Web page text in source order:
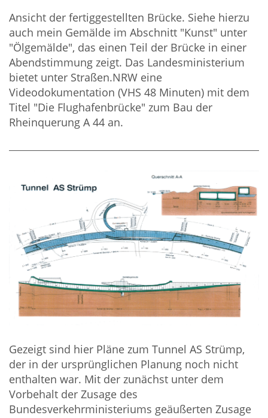
Ansicht der fertiggestellten Brücke. Siehe hierzu
auch mein Gemälde im Abschnitt "Kunst" unter
"Ölgemälde", das einen Teil der Brücke in einer
Abendstimmung zeigt. Das Landesministerium
bietet unter Straßen.NRW eine
Videodokumentation (VHS 48 Minuten) mit dem
Titel "Die Flughafenbrücke" zum Bau der
Rheinquerung A 44 an.
Gezeigt sind hier Pläne zum Tunnel AS Strümp,
der in der ursprünglichen Planung noch nicht
enthalten war. Mit der zunächst unter dem
Vorbehalt der Zusage des
Bundesverkehrministeriums geäußerten Zusage